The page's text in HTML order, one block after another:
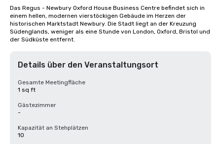
Das Regus - Newbury Oxford House Business Centre befindet sich in
einem hellen, modernen vierstöckigen Gebäude im Herzen der
historischen Marktstadt Newbury. Die Stadt liegt an der Kreuzung
Südenglands, weniger als eine Stunde von London, Oxford, Bristol und
der Südküste entfernt.
Details über den Veranstaltungsort
Gesamte Meetingfläche
1 sq ft
Gästezimmer
-
Kapazität an Stehplätzen
10